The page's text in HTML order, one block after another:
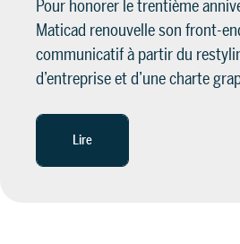
Pour honorer le trentième
Maticad renouvelle son front-
communicatif à partir du
d’entreprise et d’une charte
Lire